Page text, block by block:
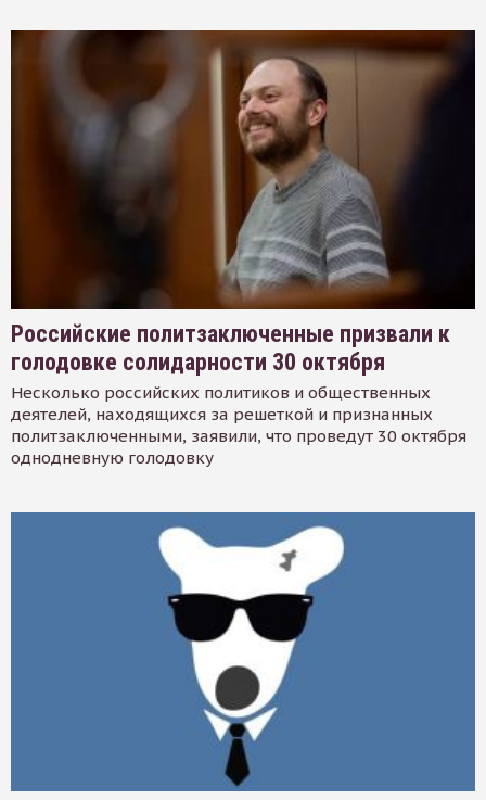
Российские политзаключенные призвали к
голодовке солидарности 30 октября
Несколько российских политиков и общественных
деятелей, находящихся за решеткой и признанных
политзаключенными, заявили, что проведут 30 октября
однодневную голодовку